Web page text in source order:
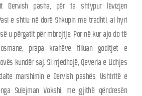
Dervish pasha, për ta shtypur lëvizjen
e shtiu në dorë Shkupin me tradhti, ai hyri
së u përgatit për mbrojtje. Por në kur ajo do të
prapa krahëve filluan goditjet e
kundër saj. Si rrjedhojë, Qeveria e Lidhjes
marshimin e Dervish pashës. Ushtritë e
Sulejman Vokshi, me gjithë qëndresën